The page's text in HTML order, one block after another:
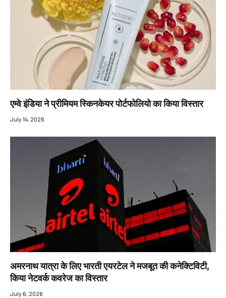
एम्‍वे इंडिया ने प्रीमियम स्किनकेयर पोर्टफोलियो का किया विस्तार
July 14, 2026
अमरनाथ यात्रा के लिए भारती एयरटेल ने मजबूत की कनेक्टिविटी,
किया नेटवर्क कवरेज का विस्तार
July 6, 2026